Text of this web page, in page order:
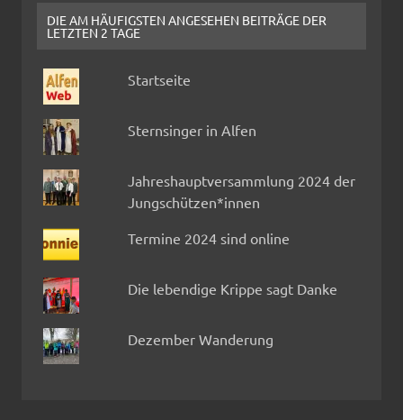
DIE AM HÄUFIGSTEN ANGESEHEN BEITRÄGE DER
LETZTEN 2 TAGE
Startseite
Sternsinger in Alfen
Jahreshauptversammlung 2024 der
Jungschützen*innen
Termine 2024 sind online
Die lebendige Krippe sagt Danke
Dezember Wanderung